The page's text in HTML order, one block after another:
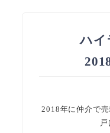
ハイ
2018年に仲介で
戸